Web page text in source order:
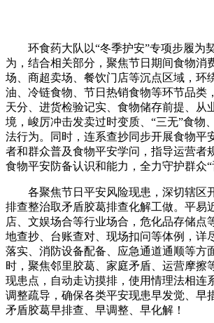
环食药大队以“冬季护安”专项步履为
为，结合相关部分，聚焦节日期间食物消
场、商超卖场、餐饮门店等沉点区域，环
油、冷链食物、节日热销食物等环节品类
天分、进货检验记实、食物储存前提、从
境，峻厉冲击发卖过时变质、“三无”食物
法行为。同时，连系查抄同步开展食物平
者和群众普及食物平安学问，指导运营者
食物平安防备认识和能力，全力守护群众“
各聚焦节日平安风险现患，深切辖区
排查整治取矛盾胶葛排查化解工做。平易
店、文娱场合等行业场合，危化品存储点
地查抄、台账查对、现场扣问等体例，详
落实、消防设备配备、应急通道通顺等方
时，聚焦邻里胶葛、家庭矛盾、运营摩擦
现患点，自动走访摸排，使用情理法相连
调整疏导，确保各类平安现患早发觉、早
矛盾胶葛早排查、早调整、早化解！